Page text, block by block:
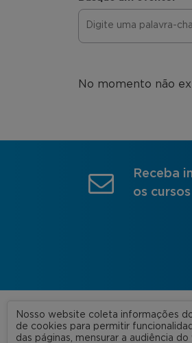
No momento não
Receba
os
Nosso website coleta informações
de cookies para permitir
das páginas, mensurar a audiência